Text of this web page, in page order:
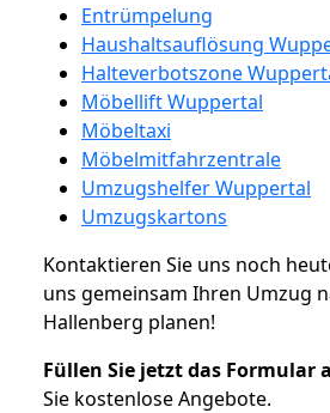
Entrümpelung
Haushaltsauflösung
Halteverbotszone
Möbellift Wuppertal
Möbeltaxi
Möbelmitfahrzentrale
Umzugshelfer Wuppertal
Umzugskartons
Kontaktieren Sie uns noch
uns gemeinsam Ihren Umzug
Hallenberg planen!
Füllen Sie jetzt das Formular
Sie kostenlose Angebote.